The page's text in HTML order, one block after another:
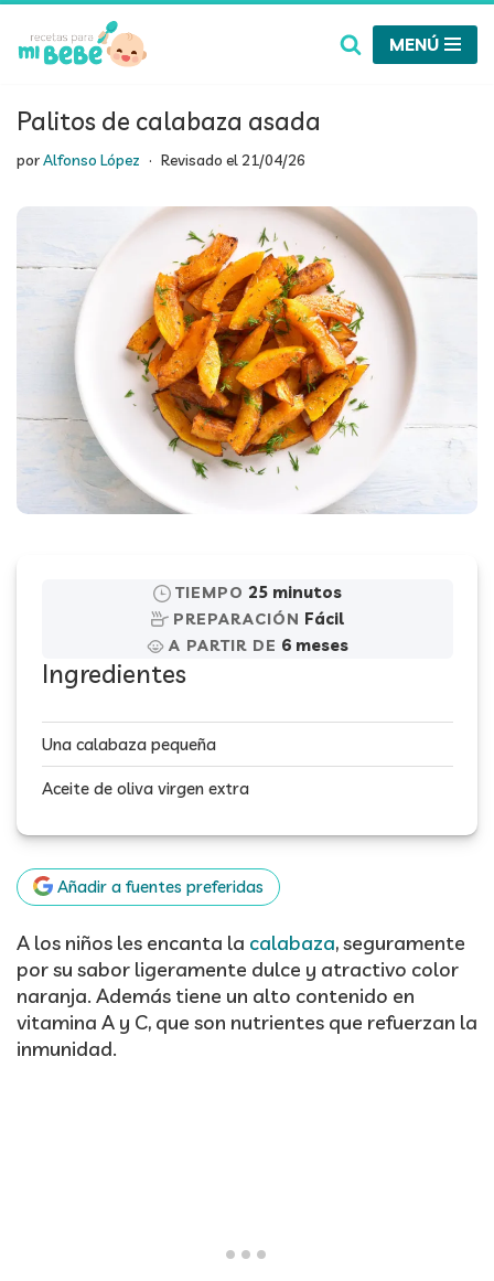
Saltar
contenido
MENÚ
Palitos de calabaza asada
porAlfonso López Revisado el21/04/26
TIEMPO 25 minutos
PREPARACIÓN Fácil
A PARTIR DE 6 meses
Ingredientes
Una calabaza pequeña
Aceite de oliva virgen extra
Añadir a fuentes preferidas
A los niños les encanta la calabaza, seguramente
por su sabor ligeramente dulce y atractivo color
naranja. Además tiene un alto contenido en
vitamina A y C, que son nutrientes que refuerzan la
inmunidad.